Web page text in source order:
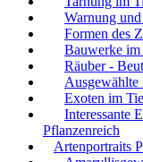
Warnung
Formen des
Bauwerke im
Räuber -
Ausgewählte
Exoten im
Interessante
Pflanzenreich
Artenportraits